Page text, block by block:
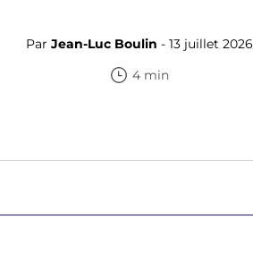
Par Jean-Luc Boulin - 13 juillet 2026
4 min